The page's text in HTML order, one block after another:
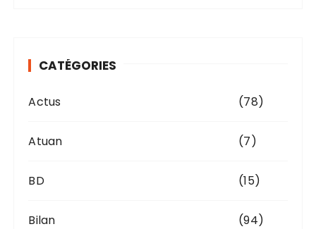
e CATÉGORIES
Actus (78)
Atuan (7)
BD (15)
Bilan (94)